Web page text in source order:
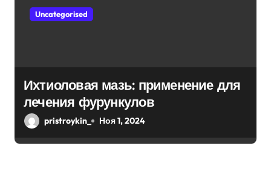
и
с
я
Uncategorised
Ихтиоловая мазь: применение для
лечения фурункулов
pristroykin_ Ноя 1, 2024